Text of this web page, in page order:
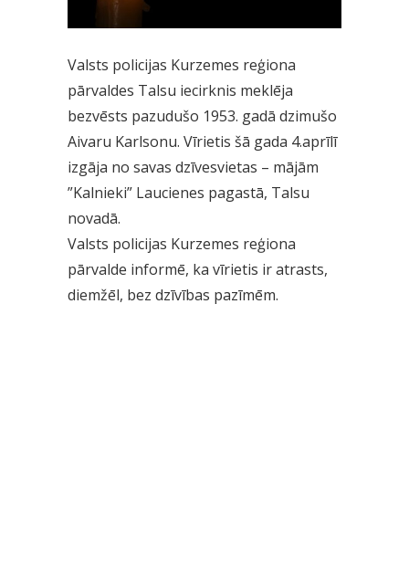
Valsts policijas Kurzemes reģiona
pārvaldes Talsu iecirknis meklēja
bezvēsts pazudušo 1953. gadā dzimušo
Aivaru Karlsonu. Vīrietis šā gada 4.aprīlī
izgāja no savas dzīvesvietas – mājām
”Kalnieki” Laucienes pagastā, Talsu
novadā.
Valsts policijas Kurzemes reģiona
pārvalde informē, ka vīrietis ir atrasts,
diemžēl, bez dzīvības pazīmēm.